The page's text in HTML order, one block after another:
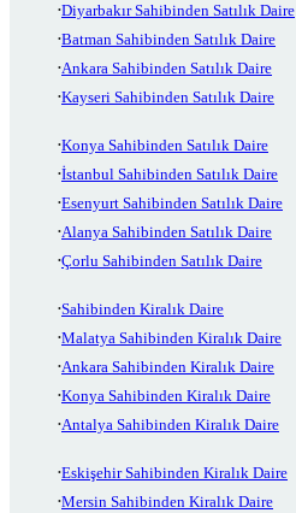
Diyarbakır Sahibinden Satılık Daire
Batman Sahibinden Satılık Daire
Ankara Sahibinden Satılık Daire
Kayseri Sahibinden Satılık Daire
Konya Sahibinden Satılık Daire
İstanbul Sahibinden Satılık Daire
Esenyurt Sahibinden Satılık Daire
Alanya Sahibinden Satılık Daire
Çorlu Sahibinden Satılık Daire
Sahibinden Kiralık Daire
Malatya Sahibinden Kiralık Daire
Ankara Sahibinden Kiralık Daire
Konya Sahibinden Kiralık Daire
Antalya Sahibinden Kiralık Daire
Eskişehir Sahibinden Kiralık Daire
Mersin Sahibinden Kiralık Daire